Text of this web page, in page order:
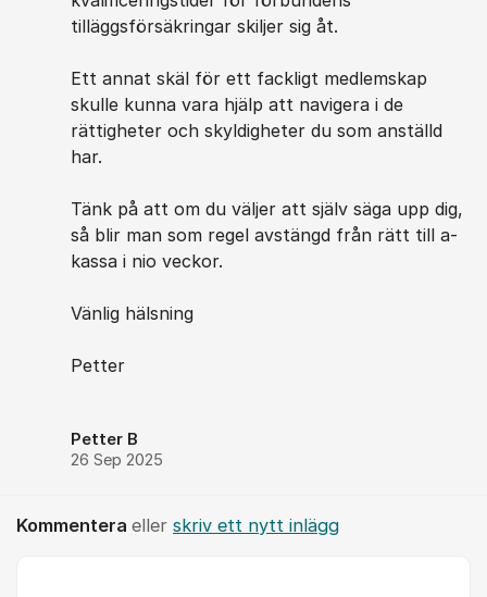
tilläggsförsäkringar skiljer sig åt.
Ett annat skäl för ett fackligt medlemskap
skulle kunna vara hjälp att navigera i de
rättigheter och skyldigheter du som anställd
har.
Tänk på att om du väljer att själv säga upp dig,
så blir man som regel avstängd från rätt till a-
kassa i nio veckor.
Vänlig hälsning
Petter
Petter B
26 Sep 2025
Kommentera eller skriv ett nytt inlägg